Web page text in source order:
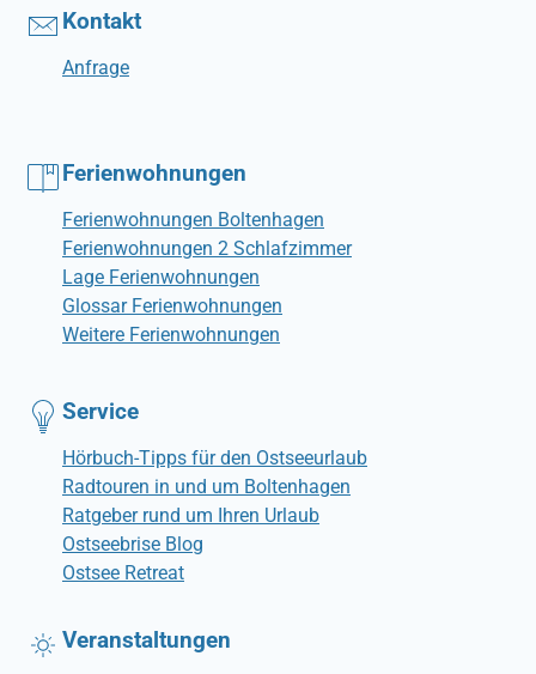
Kontakt
Anfrage
Ferienwohnungen
Ferienwohnungen Boltenhagen
Ferienwohnungen 2 Schlafzimmer
Lage Ferienwohnungen
Glossar Ferienwohnungen
Weitere Ferienwohnungen
Service
Hörbuch-Tipps für den Ostseeurlaub
Radtouren in und um Boltenhagen
Ratgeber rund um Ihren Urlaub
Ostseebrise Blog
Ostsee Retreat
Veranstaltungen